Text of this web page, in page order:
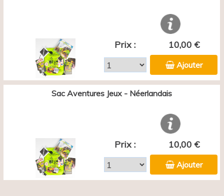
Prix : 10,00 €
Ajouter
Sac Aventures Jeux - Néerlandais
Prix : 10,00 €
Ajouter